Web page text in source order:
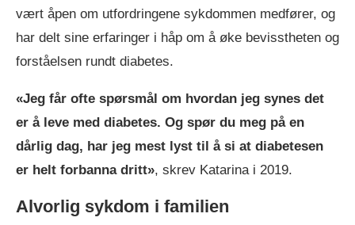
vært åpen om utfordringene sykdommen medfører, og
har delt sine erfaringer i håp om å øke bevisstheten og
forståelsen rundt diabetes.
«Jeg får ofte spørsmål om hvordan jeg synes det
er å leve med diabetes. Og spør du meg på en
dårlig dag, har jeg mest lyst til å si at diabetesen
er helt forbanna dritt», skrev Katarina i 2019.
Alvorlig sykdom i familien